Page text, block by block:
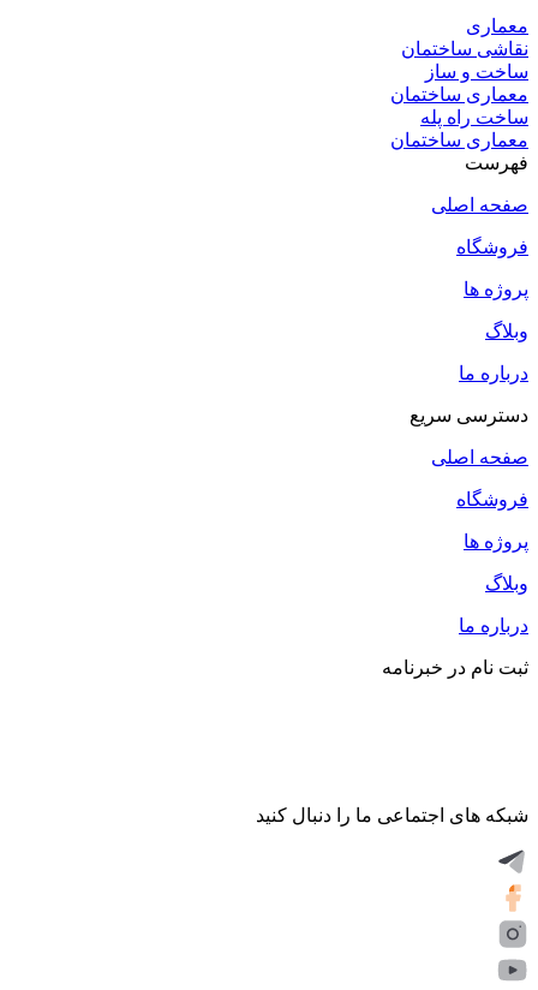
معماری
نقاشی ساختمان
ساخت و ساز
معماری ساختمان
ساخت راه پله
معماری ساختمان
فهرست
صفحه اصلی
فروشگاه
پروژه ها
وبلاگ
درباره ما
دسترسی سریع
صفحه اصلی
فروشگاه
پروژه ها
وبلاگ
درباره ما
ثبت نام در خبرنامه
شبکه های اجتماعی ما را دنبال کنید